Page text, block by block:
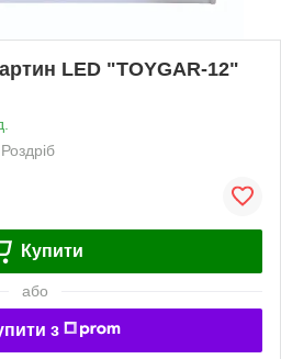
LED "TOYGAR-12"
Роздріб
Купити
або
з